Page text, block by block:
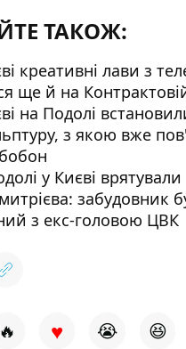
ТАКОЖ:
креативні лави з
ще й на
на Подолі
з якою вже
у Києві
забудовник
з екс-головою ЦВК
🔥 ♥ 😭 😆